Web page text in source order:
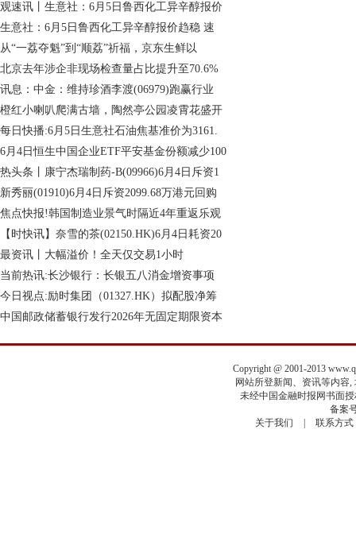
观速讯丨生意社：6月5日鲁西化工异辛醇报价
生意社：6月5日鲁西化工异辛醇报价趋稳 速
从“一荔夺魁”到“顺荔”祈福，京东生鲜以
北京去年涉企非现场检查量占比提升至70.6%
讯息：中金：维持珍酒李渡(06979)跑赢行业
橙红小喇叭爬满古墙，陶然亭公园凌霄花盛开
每日快播:6月5日生意社石油焦基准价为3161.
6月4日恒生中国企业ETF平安基金份额减少100
热头条丨康宁杰瑞制药-B(09966)6月4日斥资1
新秀丽(01910)6月4日斥资2099.68万港元回购
焦点快报!韩国制造业景气时隔近4年重返乐观
【时快讯】奈雪的茶(02150.HK)6月4日耗资20
最资讯丨大幅溢价！全天仅交易1小时
当前热讯:长沙银行：长银五八消金增资事项
今日视点:励时集团（01327.HK）拟配股净筹
中国邮政储蓄银行发行2026年无固定期限资本
Copyright @ 2001-2013
网站所登新闻、资讯等内容,
未经中国金融时报网书面授
备案
关于我们
联系方式